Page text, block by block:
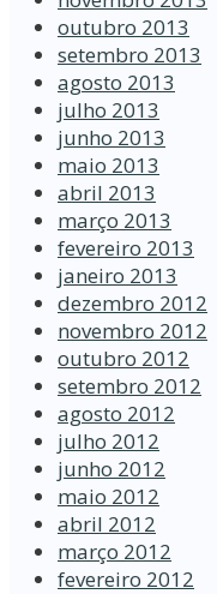
outubro 2013
setembro 2013
agosto 2013
julho 2013
junho 2013
maio 2013
abril 2013
março 2013
fevereiro 2013
janeiro 2013
dezembro 2012
novembro 2012
outubro 2012
setembro 2012
agosto 2012
julho 2012
junho 2012
maio 2012
abril 2012
março 2012
fevereiro 2012